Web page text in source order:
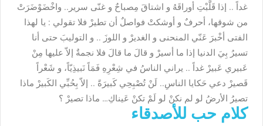
غداً .. إذا قَلَّبْتِ أوراقَهُ و اشتاقَ مِصباحٌ و غنّى سرير.. واخْضَوْضَرَتْ
من شوقها، أحرفٌ و أوشكتْ فواصلٌ أن تطيرْ فلا تقولي : يا لهذا
الفتى أخْبرَ عَنّي المنحنى و الغديرْ و اللوزَ .. و التوليبَ حتى أنا
تسيرُ بِيَ الدنيا إذا ما أسيرْ و قالَ ما قالَ فلا نجمةٌ إلاّ عليها مِنْ
عَبيري عَبيرْ غداً .. يراني الناسُ في شِعْرِهِ فَمَاً نَبيذِيّاً، و شَعْراً
قَصيرْ دعي حَكايا الناسِ.. لَنْ تُصْبِحِي كَبيرَةً .. إلاّ بِحُبِّي الكَبيرْ ماذا
تصيرُ الأرضُ لو لم نكنْ لو لَمْ تكنْ عَيناكِ… ماذا تصيرْ ؟
كلام حب للأصدقاء